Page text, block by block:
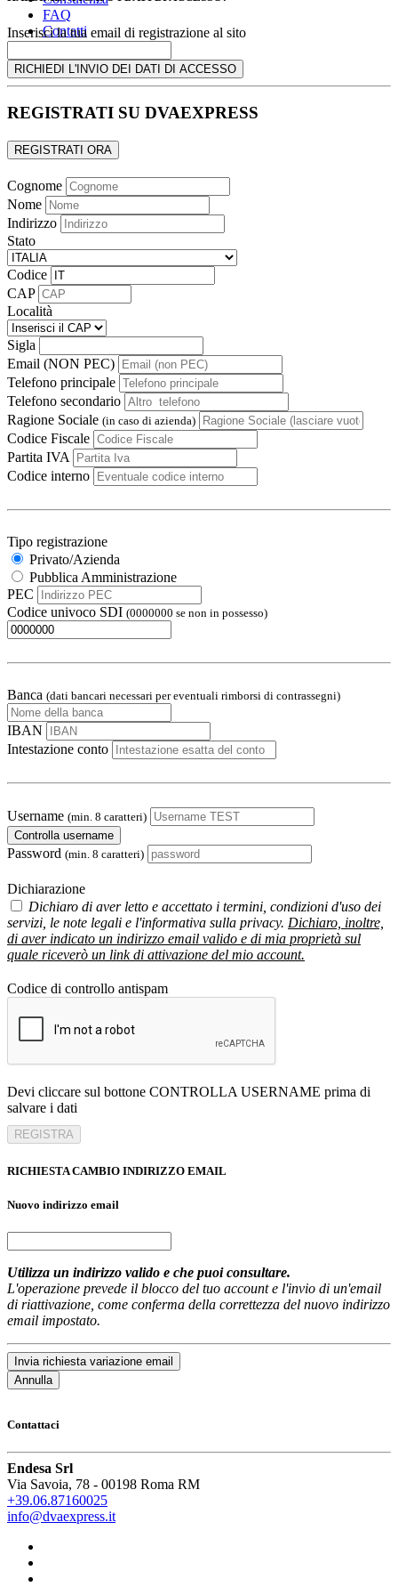
FAQ
Contatti
Login/Registrati
Inserisci la tua email di registrazione al sito
RICHIEDI L'INVIO DEI DATI DI ACCESSO
REGISTRATI SU DVAEXPRESS
REGISTRATI ORA
Cognome
Nome
Indirizzo
Stato
Codice
CAP
Località
Sigla
Email (NON PEC)
Telefono principale
Telefono secondario
Ragione Sociale (in caso di azienda)
Codice Fiscale
Partita IVA
Codice interno
Tipo registrazione
Privato/Azienda
Pubblica Amministrazione
PEC
Codice univoco SDI (0000000 se non in possesso)
Banca (dati bancari necessari per eventuali rimborsi di contrassegni)
IBAN
Intestazione conto
Username (min. 8 caratteri)
Controlla username
Password (min. 8 caratteri)
Dichiarazione
Dichiaro di aver letto e accettato i termini, condizioni d'uso dei
servizi, le note legali e l'informativa sulla privacy. Dichiaro, inoltre,
di aver indicato un indirizzo email valido e di mia proprietà sul
quale riceverò un link di attivazione del mio account.
Codice di controllo antispam
Devi cliccare sul bottone CONTROLLA USERNAME prima di
salvare i dati
REGISTRA
RICHIESTA CAMBIO INDIRIZZO EMAIL
Nuovo indirizzo email
Utilizza un indirizzo valido e che puoi consultare.
L'operazione prevede il blocco del tuo account e l'invio di un'email
di riattivazione, come conferma della correttezza del nuovo indirizzo
email impostato.
Invia richiesta variazione email
Annulla
Contattaci
Endesa Srl
Via Savoia, 78 - 00198 Roma RM
+39.06.87160025
info@dvaexpress.it